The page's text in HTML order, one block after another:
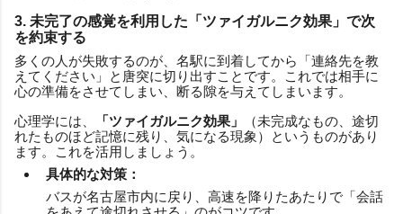
3. 未完了の感覚を利用した「ツァイガルニク効果」で次
を約束する
多くの人が失敗するのが、名駅に到着してから「連絡先を教
えてください」と唐突に切り出すことです。これでは相手に
心の準備をさせてしまい、断る隙を与えてしまいます。
心理学には、
「ツァイガルニク効果」
（未完成なもの、途切
れたものほど記憶に残り、気になる現象）というものがあり
ます。これを活用しましょう。
具体的な対策：
バスが名古屋市内に戻り、高速を降りたあたりで「会話